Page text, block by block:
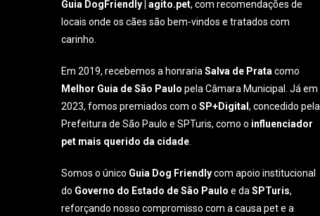
Guia DogFriendly | agito.pet, com recomendações de
locais onde os cães são bem-vindos e tratados com
carinho.
Em 2019, recebemos a honrariaSalva de Prata como
Melhor Guia de São Paulo pela Câmara Municipal. Já em
2023, fomos premiados com oSP+Digital, concedido pela
Prefeitura de São Paulo e SPTuris, como o influenciador
pet mais querido da cidade
Somos o único Guia Dog Friendlycom apoio institucional
do Governo do Estado de São Paulo e daSPTuris,
reforçando nosso compromisso com a causa pet e a